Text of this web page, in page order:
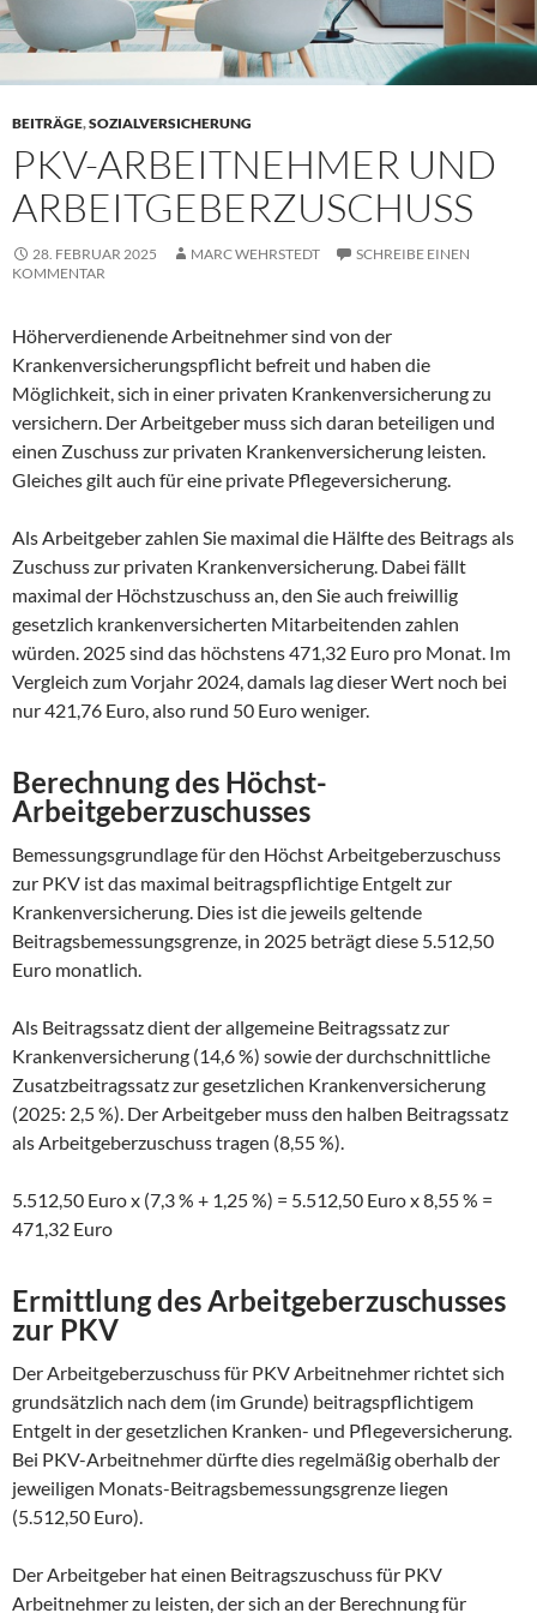
BEITRÄGE,SOZIALVERSICHERUNG
PKV-ARBEITNEHMER UND
ARBEITGEBERZUSCHUSS
28. FEBRUAR 2025 MARC WEHRSTEDT
SCHREIBE EINEN
KOMMENTAR
Höherverdienende Arbeitnehmer sind von der
Krankenversicherungspflicht befreit und haben die
Möglichkeit, sich in einer privaten Krankenversicherung zu
versichern. Der Arbeitgeber muss sich daran beteiligen und
einen Zuschuss zur privaten Krankenversicherung leisten.
Gleiches gilt auch für eine private Pflegeversicherung.
Als Arbeitgeber zahlen Sie maximal die Hälfte des Beitrags als
Zuschuss zur privaten Krankenversicherung. Dabei fällt
maximal der Höchstzuschuss an, den Sie auch freiwillig
gesetzlich krankenversicherten Mitarbeitenden zahlen
würden. 2025 sind das höchstens 471,32 Euro pro Monat. Im
Vergleich zum Vorjahr 2024, damals lag dieser Wert noch bei
nur 421,76 Euro, also rund 50 Euro weniger.
Berechnung des Höchst-
Arbeitgeberzuschusses
Bemessungsgrundlage für den Höchst Arbeitgeberzuschuss
zur PKV ist das maximal beitragspflichtige Entgelt zur
Krankenversicherung. Dies ist die jeweils geltende
Beitragsbemessungsgrenze, in 2025 beträgt diese 5.512,50
Euro monatlich.
Als Beitragssatz dient der allgemeine Beitragssatz zur
Krankenversicherung (14,6 %) sowie der durchschnittliche
Zusatzbeitragssatz zur gesetzlichen Krankenversicherung
(2025: 2,5 %). Der Arbeitgeber muss den halben Beitragssatz
als Arbeitgeberzuschuss tragen (8,55 %).
5.512,50 Euro x (7,3 % + 1,25 %) = 5.512,50 Euro x 8,55 % =
471,32 Euro
Ermittlung des Arbeitgeberzuschusses
zur PKV
Der Arbeitgeberzuschuss für PKV Arbeitnehmer richtet sich
grundsätzlich nach dem (im Grunde) beitragspflichtigem
Entgelt in der gesetzlichen Kranken- und Pflegeversicherung.
Bei PKV-Arbeitnehmer dürfte dies regelmäßig oberhalb der
jeweiligen Monats-Beitragsbemessungsgrenze liegen
(5.512,50 Euro).
Der Arbeitgeber hat einen Beitragszuschuss für PKV
Arbeitnehmer zu leisten, der sich an der Berechnung für